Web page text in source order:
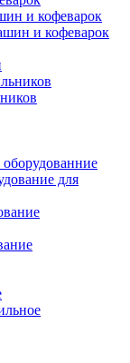
и кофеварок
и кофеварок
для